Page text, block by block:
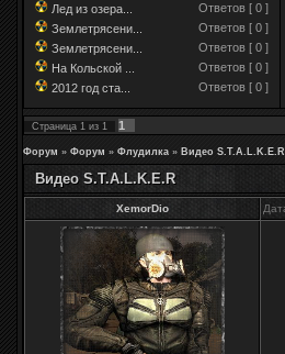
Лед из озера...
Ответов [ 0 ]
Землетрясени...
Ответов [ 0 ]
Землетрясени...
Ответов [ 0 ]
На Кольской ...
Ответов [ 0 ]
2012 год ста...
Ответов [ 0 ]
Страница 1 из 1 1
Форум » Форум » Флудилка » Видео S.T.A.L.K.E.R
Видео S.T.A.L.K.E.R
XemorDio